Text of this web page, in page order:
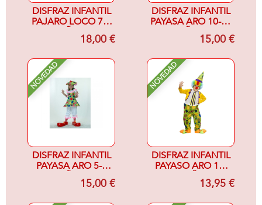
DISFRAZ INFANTIL
PAJARO LOCO 7-9
AÑOS18,00 €
DISFRAZ INFANTIL
PAYASA ARO 10-12
AÑOS15,00 €
NOVEDAD
DISFRAZ INFANTIL
PAYASA ARO 5-6
AÑOS15,00 €
NOVEDAD
DISFRAZ INFANTIL
PAYASO ARO 10-
12 AÑOS13,95 €